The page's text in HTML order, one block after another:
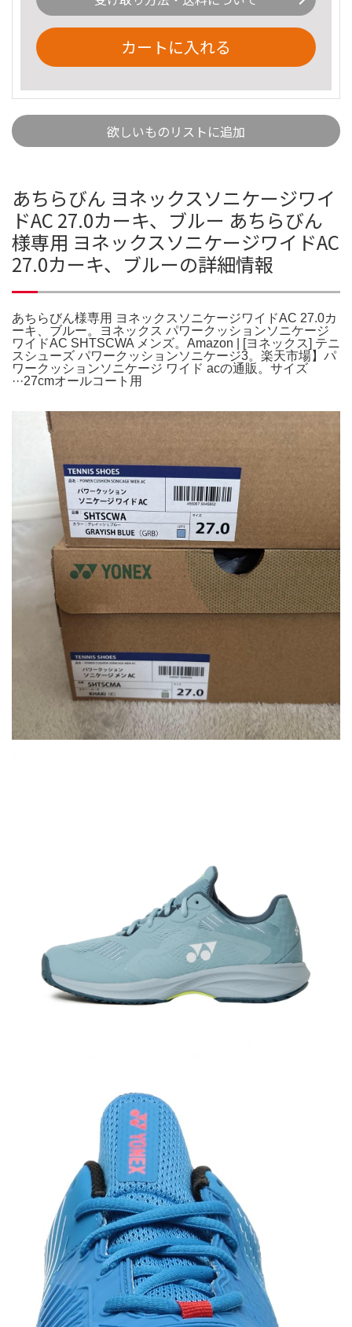
カートに入れる
欲しいものリストに追加
あちらびん ヨネックスソニケージワイ
ドAC 27.0カーキ、ブルー あちらびん
様専用 ヨネックスソニケージワイドAC
27.0カーキ、ブルーの詳細情報
あちらびん様専用 ヨネックスソニケージワイドAC 27.0カ
ーキ、ブルー。ヨネックス パワークッションソニケージ
ワイドAC SHTSCWA メンズ。Amazon | [ヨネックス] テニ
スシューズ パワークッションソニケージ3。楽天市場】パ
ワークッションソニケージ ワイド acの通販。サイズ
···27cmオールコート用